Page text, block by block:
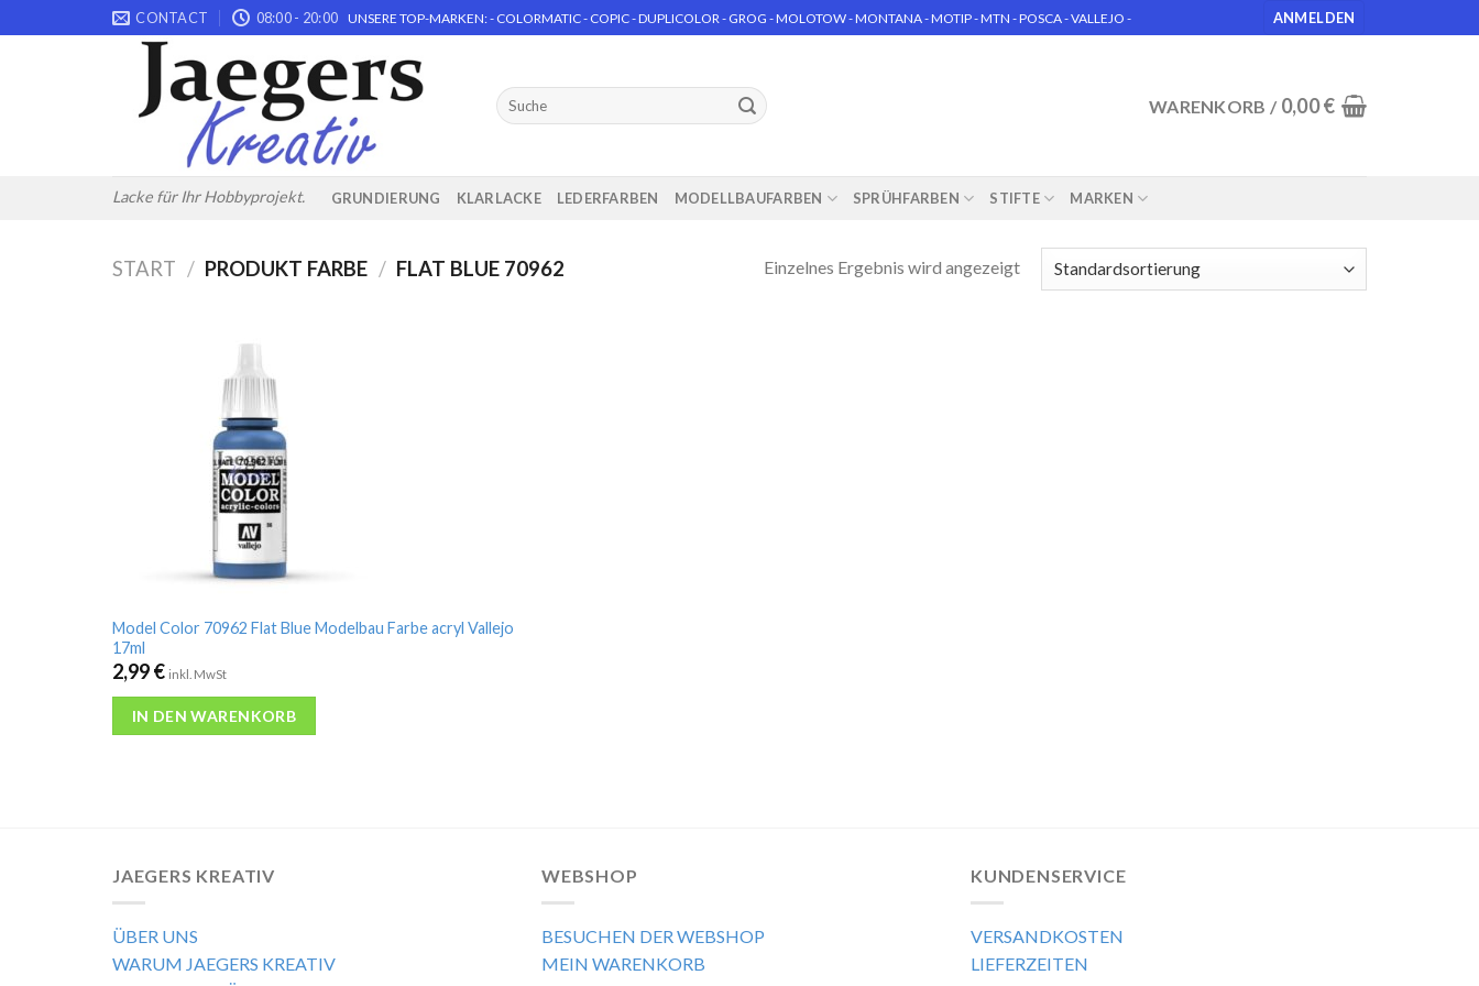
to
CONTACT 08:00 - 20:00 UNSERE TOP-MARKEN: - COLORMATIC - COPIC - DUPLICOLOR - GROG - MOLOTOW - MONTANA - MOTIP - MTN - POSCA - VALLEJO - ANMELDEN
Lacke für Ihr Hobbyprojekt.
Suchen
nach:
WARENKORB / 0,00€
GRUNDIERUNG KLARLACKE LEDERFARBEN MODELLBAUFARBEN SPRÜHFARBEN STIFTE MARKEN
START / PRODUKT FARBE / FLAT BLUE 70962 Einzelnes Ergebnis wird angezeigt
Model Color 70962 Flat Blue Modelbau Farbe acryl Vallejo
17ml
2,99€ inkl. MwSt
IN DEN WARENKORB
JAEGERS KREATIV
ÜBER UNS
WARUM JAEGERS KREATIV
WEBSHOP
BESUCHEN DER WEBSHOP
MEIN WARENKORB
KUNDENSERVICE
VERSANDKOSTEN
LIEFERZEITEN